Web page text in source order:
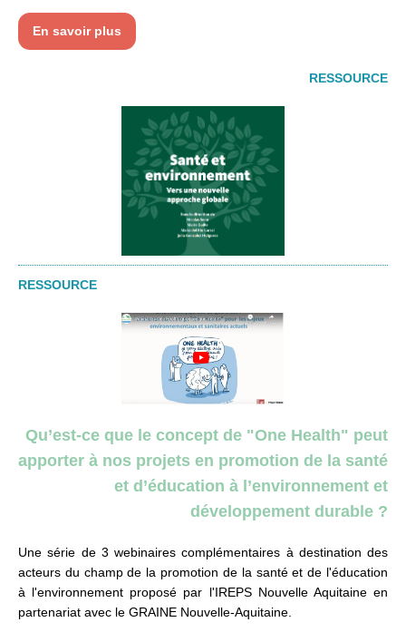
En savoir plus
RESSOURCE
RESSOURCE
Qu’est-ce que le concept de "One Health" peut
apporter à nos projets en promotion de la santé
et d’éducation à l’environnement et
développement durable ?
Une série de 3 webinaires complémentaires à destination des
acteurs du champ de la promotion de la santé et de l'éducation
à l'environnement proposé par l'IREPS Nouvelle Aquitaine en
partenariat avec le GRAINE Nouvelle-Aquitaine.